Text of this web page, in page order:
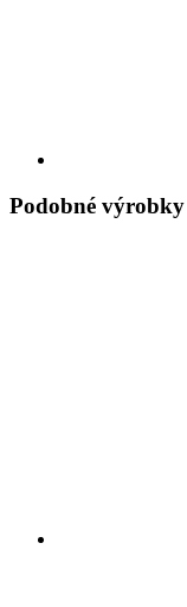
Podobné výrobky